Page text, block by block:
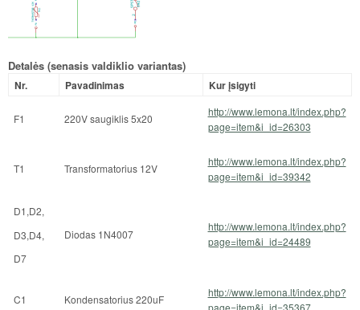
Detalės (senasis valdiklio variantas)
Nr. Pavadinimas Kur įsigyti
F1 220V saugiklis 5x20
http://www.lemona.lt/index.php?
page=item&i_id=26303
T1 Transformatorius 12V
http://www.lemona.lt/index.php?
page=item&i_id=39342
D1,D2,
D3,D4,
D7
Diodas 1N4007
http://www.lemona.lt/index.php?
page=item&i_id=24489
C1 Kondensatorius 220uF
http://www.lemona.lt/index.php?